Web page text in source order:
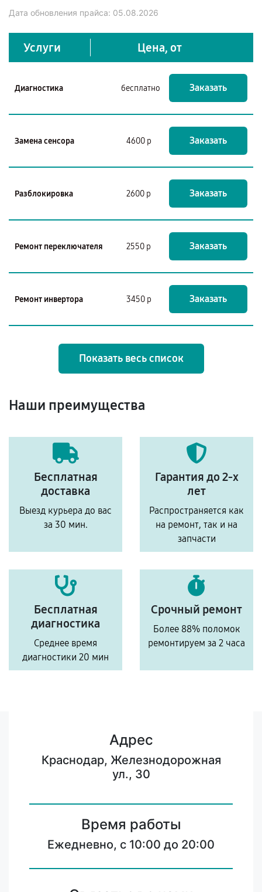
Дата обновления прайса: 05.08.2026
Услуги Цена, от
Диагностика бесплатно Заказать
Замена сенсора 4600 р Заказать
Разблокировка 2600 р Заказать
Ремонт переключателя 2550 р Заказать
Ремонт инвертора 3450 р Заказать
Показать весь список
Наши преимущества
Бесплатная
доставка
Выезд курьера до вас
за 30 мин.
Гарантия до 2-х
лет
Распространяется как
на ремонт, так и на
запчасти
Бесплатная
диагностика
Среднее время
диагностики 20 мин
Срочный ремонт
Более 88% поломок
ремонтируем за 2 часа
Адрес
Краснодар, Железнодорожная
ул., 30
Время работы
Ежедневно, с 10:00 до 20:00